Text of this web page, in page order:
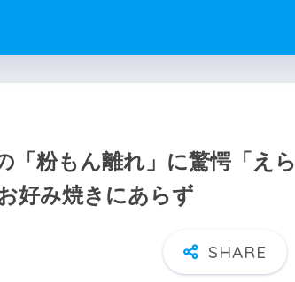
「粉もん離れ」に驚愕「えら
好み焼きにあらず